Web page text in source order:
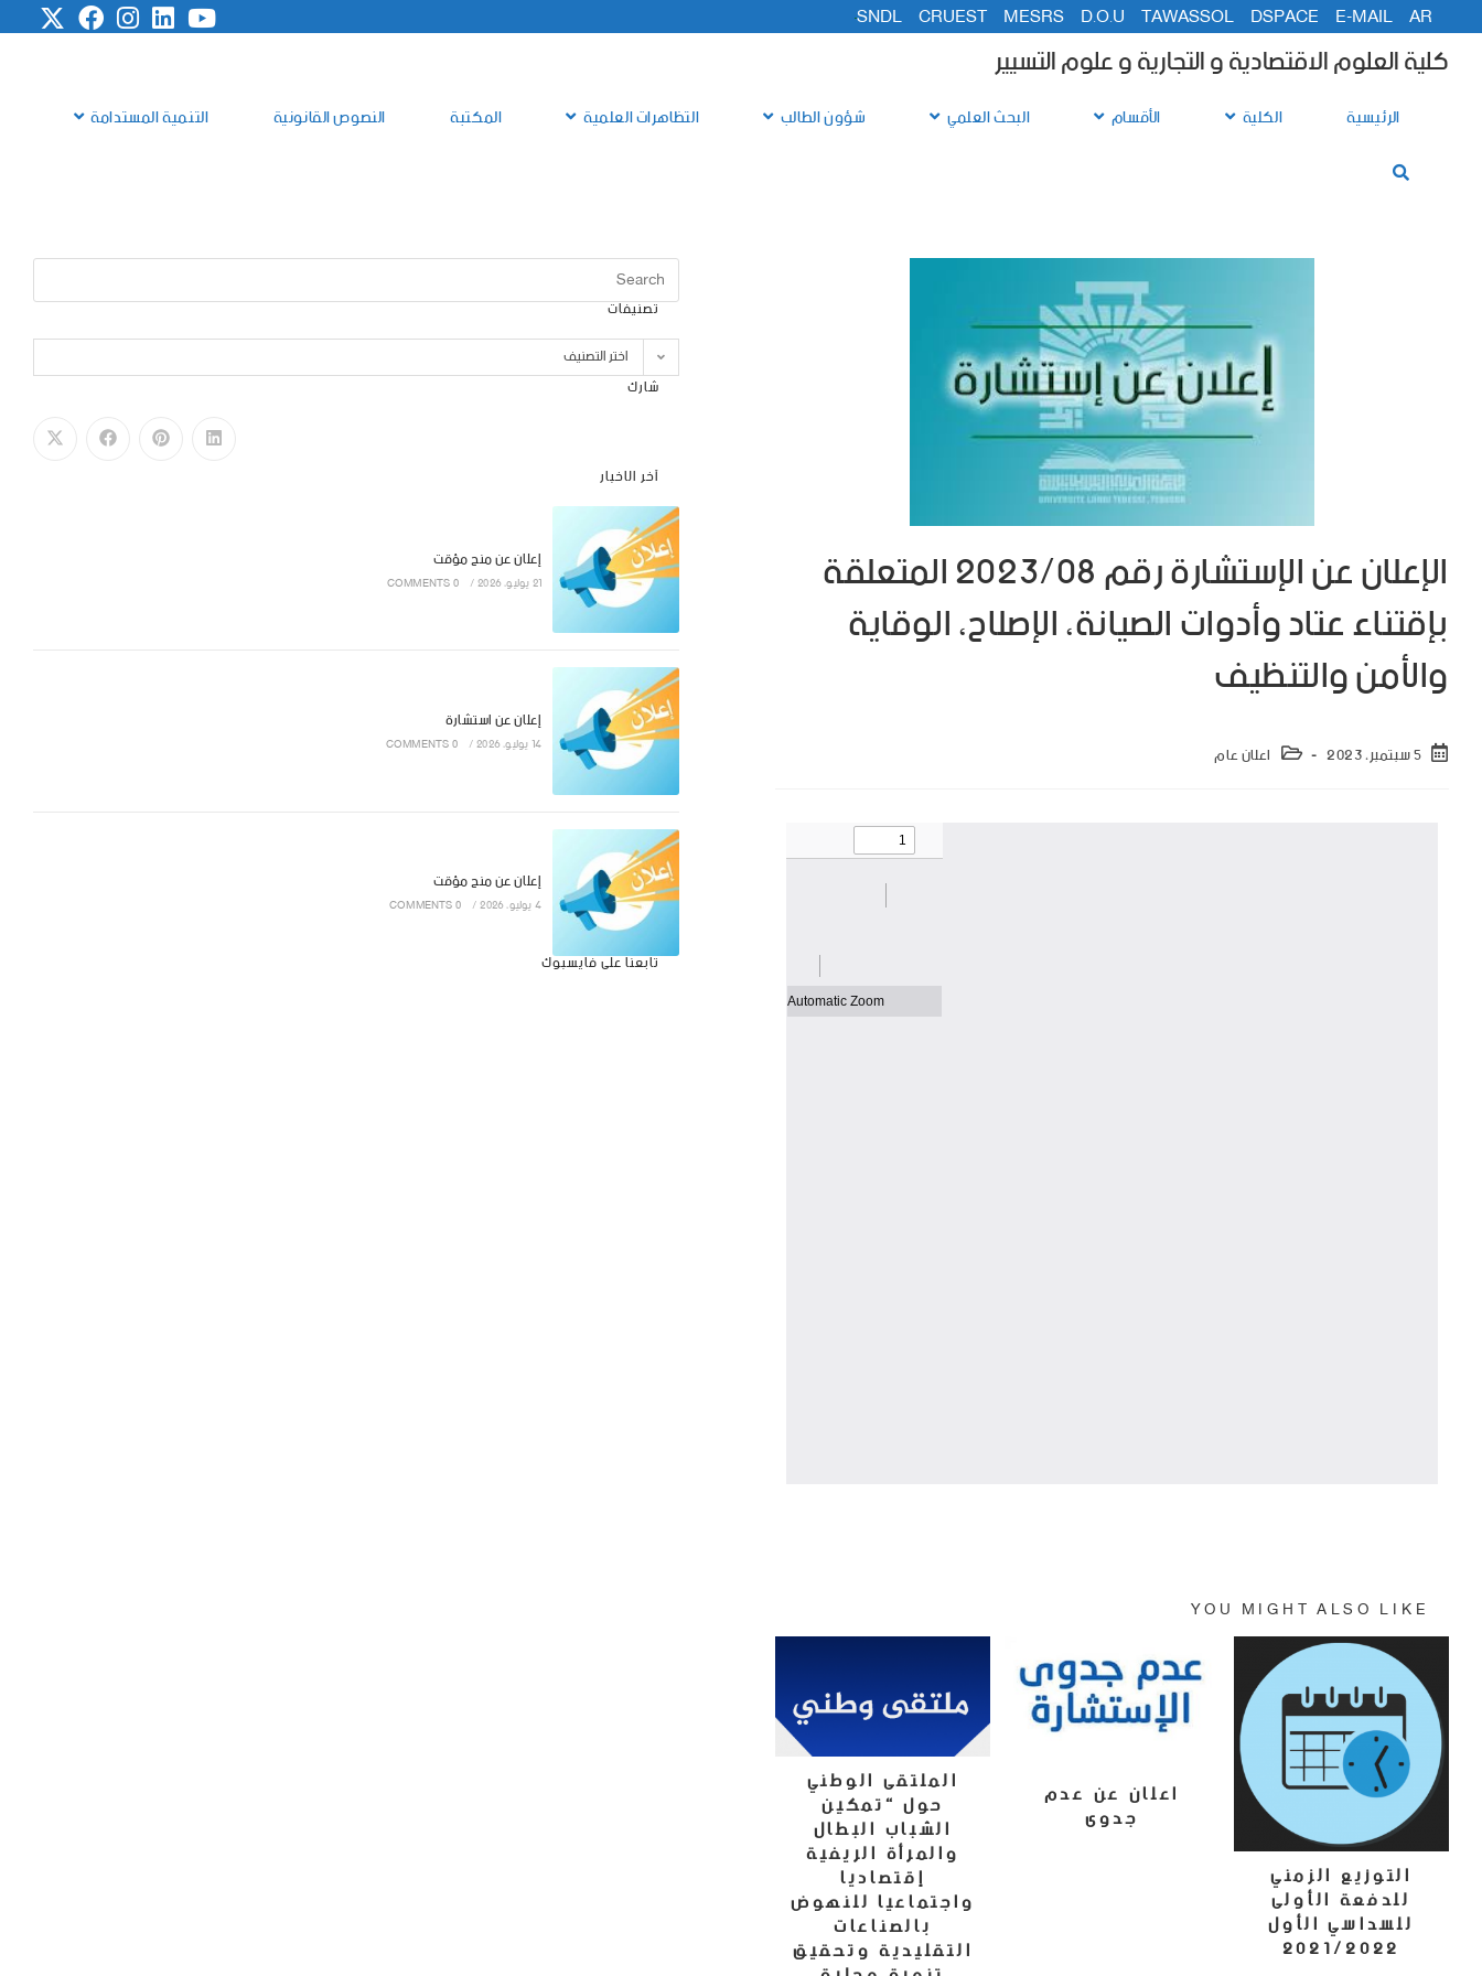
AR
E-MAIL
DSPACE
TAWASSOL
D.O.U
MESRS
CRUEST
SNDL
كلية العلوم الاقتصادية و التجارية و علوم التسيير
الرئيسية الكلية الأقسام البحث العلمي شؤون الطالب التظاهرات العلمية المكتبة النصوص القانونية التنمية المستدامة
الإعلان عن الإستشارة رقم 2023/08 المتعلقة
بإقتناء عتاد وأدوات الصيانة، الإصلاح، الوقاية
والأمن والتنظيف
5 سبتمبر، 2023 اعلان عام
YOU MIGHT ALSO LIKE
الملتقى الوطني
حول “تمكين
الشباب البطال
والمرأة الريفية
إقتصاديا
واجتماعيا للنهوض
بالصناعات
التقليدية وتحقيق
اعلان عن عدم
جدوى
التوزيع الزمني
للدفعة الأولى
للسداسي الأول
2021/2022
تصنيفات
اختر التصنيف
شارك
آخر الاخبار
إعلان عن منح مؤقت
21 يوليو، 2026 /
0 COMMENTS
إعلان عن استشارة
14 يوليو، 2026 /
0 COMMENTS
إعلان عن منح مؤقت
4 يوليو، 2026 /
0 COMMENTS
تابعنا على فايسبوك